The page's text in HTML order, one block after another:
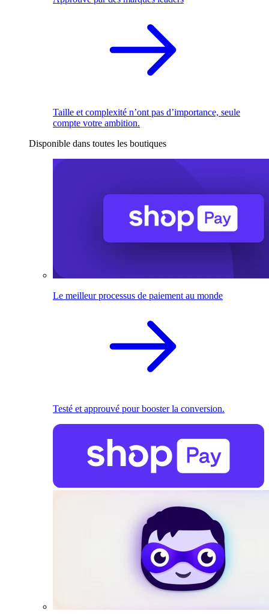
Taille et complexité n’ont pas d’importance, seule
compte votre ambition.
Disponible dans toutes les boutiques
Le meilleur processus de paiement au monde
Testé et approuvé pour booster la conversion.